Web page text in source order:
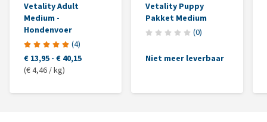
Vetality Adult
Medium -
Hondenvoer
(4)
€ 13,95 - € 40,15
(€ 4,46 / kg)
Vetality Puppy
Pakket Medium
(0)
Niet meer leverbaar